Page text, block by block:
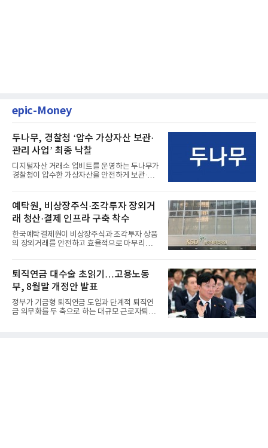
epic-Money
두나무, 경찰청 ‘압수 가상자산 보관·
관리 사업’ 최종 낙찰
디지털자산 거래소 업비트를 운영하는 두나무가
경찰청이 압수한 가상자산을 안전하게 보관·관
예탁원, 비상장주식·조각투자 장외거
래 청산·결제 인프라 구축 착수
한국예탁결제원이 비상장주식과 조각투자 상품
의 장외거래를 안전하고 효율적으로 마무리하기
퇴직연금 대수술 초읽기…고용노동
부, 8월말 개정안 발표
정부가 기금형 퇴직연금 도입과 단계적 퇴직연
금 의무화를 두 축으로 하는 대규모 근로자퇴직